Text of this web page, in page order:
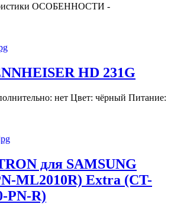
ОСОБЕННОСТИ -
HD 231G
нет Цвет: чёрный Питание:
для SAMSUNG
ML2010R) Extra (CT-
PN-R)